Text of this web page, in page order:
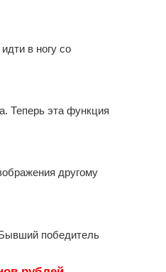
в ногу со
Теперь эта функция
другому
победитель